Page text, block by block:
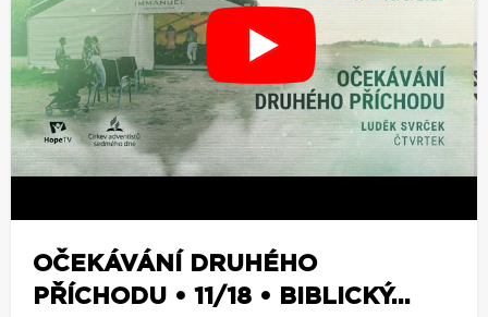
OČEKÁVÁNÍ DRUHÉHO
PŘÍCHODU • 11/18 • BIBLICKÝ...